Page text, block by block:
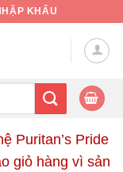
KHẨU
Puritan’s Pride
giỏ hàng vì sản